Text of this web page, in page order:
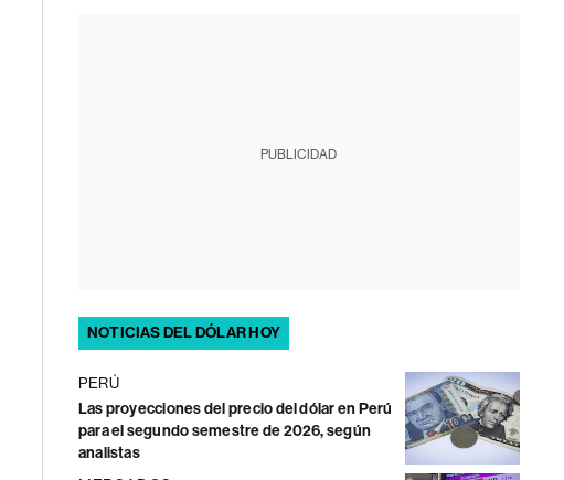
PUBLICIDAD
NOTICIAS DEL DÓLAR HOY
PERÚ
Las proyecciones del precio del dólar en Perú
para el segundo semestre de 2026, según
analistas